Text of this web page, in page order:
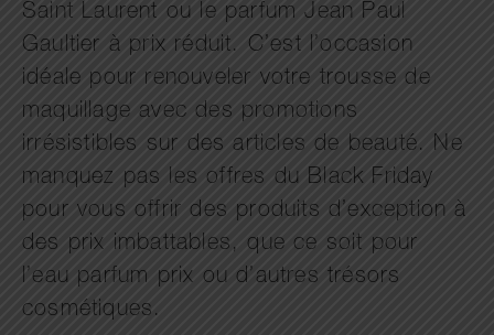
Saint Laurent ou le parfum Jean Paul
Gaultier à prix réduit. C’est l’occasion
idéale pour renouveler votre trousse de
maquillage avec des promotions
irrésistibles sur des articles de beauté. Ne
manquez pas les offres du Black Friday
pour vous offrir des produits d’exception à
des prix imbattables, que ce soit pour
l’eau parfum prix ou d’autres trésors
cosmétiques.